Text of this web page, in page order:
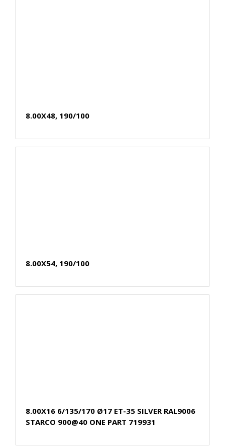
8.00X48, 190/100
8.00X54, 190/100
8.00X16 6/135/170 Ø17 ET-35 SILVER RAL9006
STARCO 900@40 ONE PART 719931